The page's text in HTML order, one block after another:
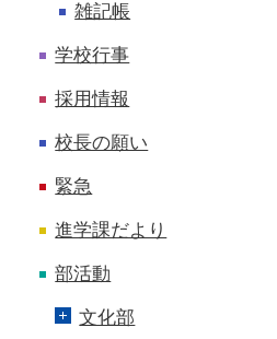
雑記帳
学校行事
採用情報
校長の願い
緊急
進学課だより
部活動
文化部